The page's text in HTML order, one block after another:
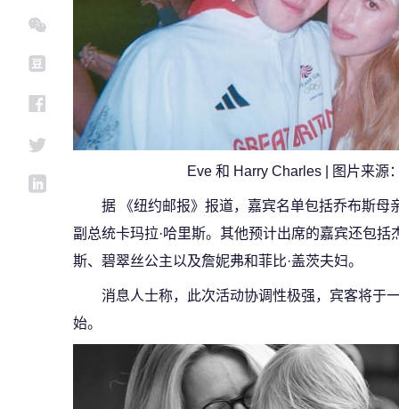
Eve 和 Harry Charles | 图片来源
据 《纽约邮报》报道，嘉宾名单包括乔布斯母
副总统卡玛拉·哈里斯。其他预计出席的嘉宾还包括
斯、碧翠丝公主以及詹妮弗和菲比·盖茨夫妇。
消息人士称，此次活动协调性极强，宾客将于
始。